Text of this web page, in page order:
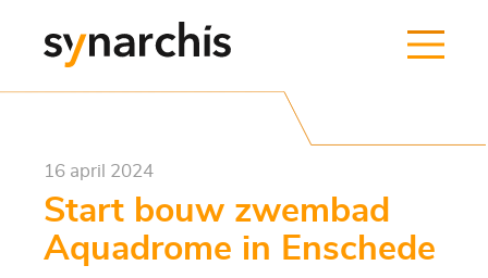
16 april 2024
Start bouw zwembad
Aquadrome in Enschede